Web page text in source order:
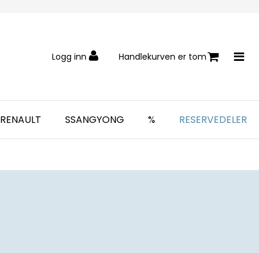
Logg inn Handlekurven er tom
RENAULT SSANGYONG % RESERVEDELER